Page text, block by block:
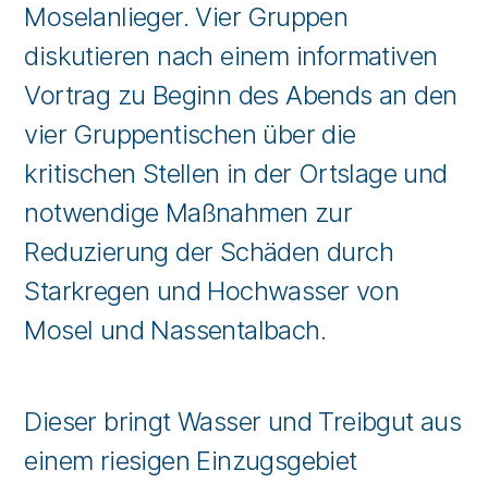
Moselanlieger. Vier Gruppen
diskutieren nach einem informativen
Vortrag zu Beginn des Abends an den
vier Gruppentischen über die
kritischen Stellen in der Ortslage und
notwendige Maßnahmen zur
Reduzierung der Schäden durch
Starkregen und Hochwasser von
Mosel und Nassentalbach.
Dieser bringt Wasser und Treibgut aus
einem riesigen Einzugsgebiet